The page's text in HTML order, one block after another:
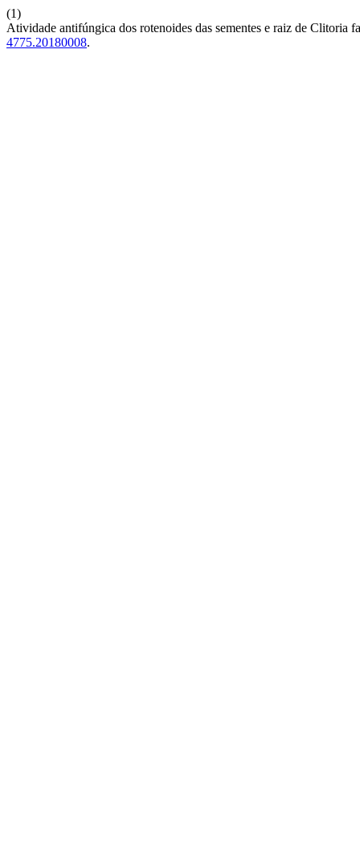
(1)
Atividade antifúngica dos rotenoides das sementes e raiz de Clitoria
4775.20180008.